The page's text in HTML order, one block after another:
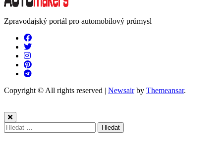
Zpravodajský portál pro automobilový průmysl
Copyright © All rights reserved | Newsairby Themeansar.
Vyhledávání